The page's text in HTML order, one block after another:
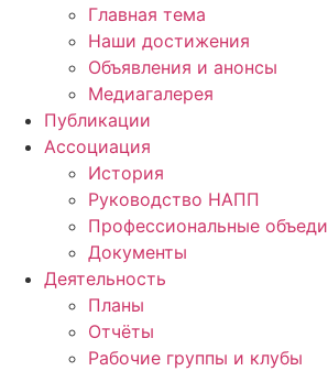
Главная тема
Наши достижения
Объявления и анонсы
Медиагалерея
Публикации
Ассоциация
История
Руководство НАПП
Профессиональные
Документы
Деятельность
Планы
Отчёты
Рабочие группы и клубы